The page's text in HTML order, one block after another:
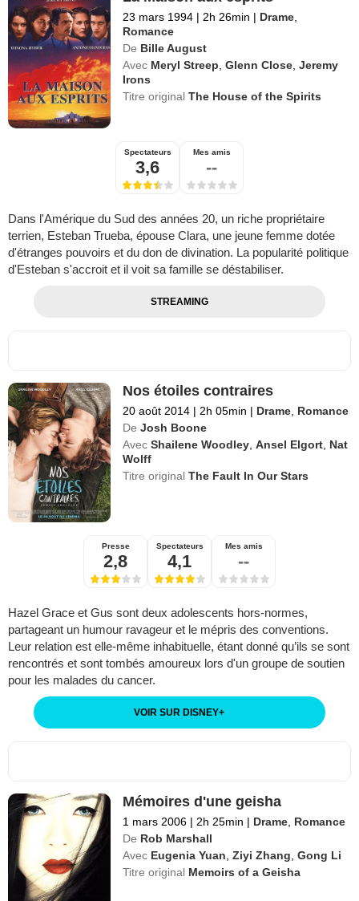
23 mars 1994 | 2h 26min | Drame,
Romance
De Bille August
Avec Meryl Streep,Glenn Close,Jeremy
Irons
Titre originalThe House of the Spirits
Spectateurs
3,6
Mes amis
--
Dans l'Amérique du Sud des années 20, un riche propriétaire
terrien, Esteban Trueba, épouse Clara, une jeune femme dotée
d'étranges pouvoirs et du don de divination. La popularité politique
d'Esteban s'accroit et il voit sa famille se déstabiliser.
STREAMING
Nos étoiles contraires
20 août 2014 | 2h 05min | Drame, Romance
De Josh Boone
Avec Shailene Woodley,Ansel Elgort, Nat
Wolff
Titre originalThe Fault In Our Stars
Presse
2,8
Spectateurs
4,1
Mes amis
--
Hazel Grace et Gus sont deux adolescents hors-normes,
partageant un humour ravageur et le mépris des conventions.
Leur relation est elle-même inhabituelle, étant donné qu’ils se sont
rencontrés et sont tombés amoureux lors d'un groupe de soutien
pour les malades du cancer.
VOIR SUR DISNEY+
Mémoires d'une geisha
1 mars 2006 | 2h 25min | Drame, Romance
De Rob Marshall
Avec Eugenia Yuan,Ziyi Zhang,Gong Li
Titre original Memoirs of a Geisha